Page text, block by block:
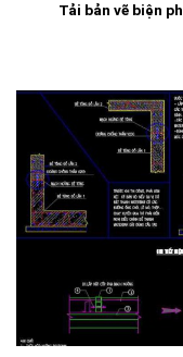
Tải bản vẽ biện